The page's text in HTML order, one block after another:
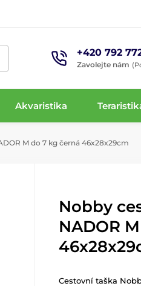
+420 792
Zavolejte nám
Akvaristika
M do 7 kg černá 46x28x29cm
Nobby
NADOR
Cestovní taška